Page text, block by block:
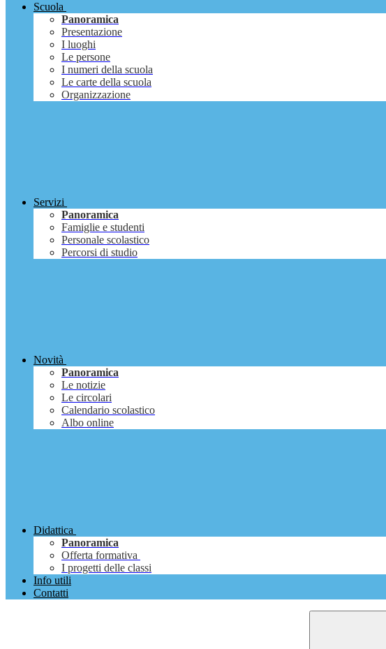
Scuola
Panoramica
Presentazione
I luoghi
Le persone
I numeri della scuola
Le carte della scuola
Organizzazione
Servizi
Panoramica
Famiglie e studenti
Personale scolastico
Percorsi di studio
Novità
Panoramica
Le notizie
Le circolari
Calendario scolastico
Albo online
Didattica
Panoramica
Offerta formativa
I progetti delle classi
Info utili
Contatti